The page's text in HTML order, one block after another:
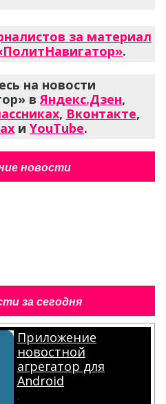
за материал
.
на новости
вЯндекс.Дзен,
, Вконтакте,
и YouTube.
новости
за сегодня
Приложение
новостной
агрегатор для
Android
.